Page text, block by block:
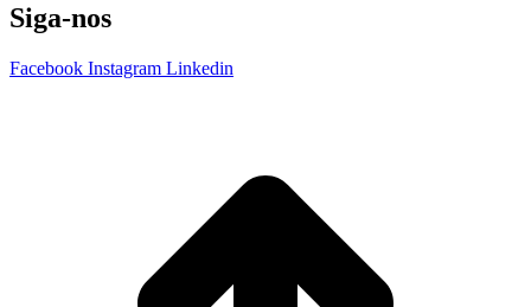
Siga-nos
Facebook Instagram Linkedin